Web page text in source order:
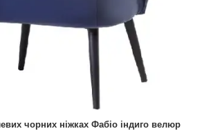
чорних ніжках Фабіо індиго велюр